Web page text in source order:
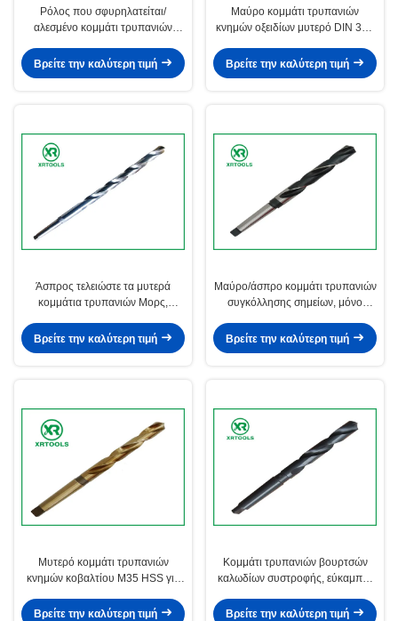
Ρόλος που σφυρηλατείται/
αλεσμένο κομμάτι τρυπανιών
με το ξύλινο κιβώτιο DIN 345
Βρείτε την καλύτερη τιμή
Μαύρο κομμάτι τρυπανιών
κνημών οξειδίων μυτερό DIN 345
μέγεθος 6 - 100MM
Βρείτε την καλύτερη τιμή
Άσπρος τελειώστε τα μυτερά
κομμάτια τρυπανιών Μορς,
κομμάτια τρυπανιών για το
μέταλλο
Βρείτε την καλύτερη τιμή
Μαύρο/άσπρο κομμάτι τρυπανιών
συγκόλλησης σημείων, μόνο
τρυπανιών χάλυβα υψηλής
ταχύτητας
Βρείτε την καλύτερη τιμή
Μυτερό κομμάτι τρυπανιών
κνημών κοβαλτίου M35 HSS για
διαδικασία
Βρείτε την καλύτερη τιμή
Κομμάτι τρυπανιών βουρτσών
καλωδίων συστροφής, εύκαμπτη
ISO9000 συστροφής κνημών
Βρείτε την καλύτερη τιμή